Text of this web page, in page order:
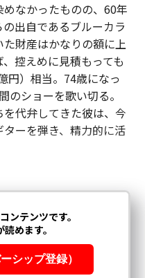
なかったものの、60年
出自であるブルーカラ
財産はかなりの額に上
控えめに見積もっても
円）相当。74歳になっ
のショーを歌い切る。
代弁してきた彼は、今
ーを弾き、精力的に活